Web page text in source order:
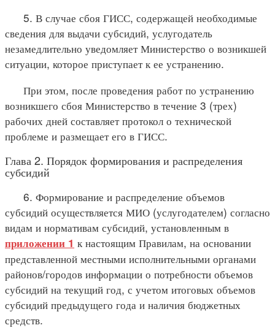
5. В случае сбоя ГИСС, содержащей необходимые
сведения для выдачи субсидий, услугодатель
незамедлительно уведомляет Министерство о возникшей
ситуации, которое приступает к ее устранению.
При этом, после проведения работ по устранению
возникшего сбоя Министерство в течение 3 (трех)
рабочих дней составляет протокол о технической
проблеме и размещает его в ГИСС.
Глава 2. Порядок формирования и распределения
субсидий
6. Формирование и распределение объемов
субсидий осуществляется МИО (услугодателем) согласно
видам и нормативам субсидий, установленным в
приложении 1 к настоящим Правилам, на основании
представленной местными исполнительными органами
районов/городов информации о потребности объемов
субсидий на текущий год, с учетом итоговых объемов
субсидий предыдущего года и наличия бюджетных
средств.